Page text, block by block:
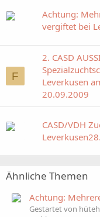
Achtung:
vergiftet bei
F
2. CASD
Leverkusen
20.09.2009
CASD/VDH
Ähnliche Themen
Achtung:
Gestartet von